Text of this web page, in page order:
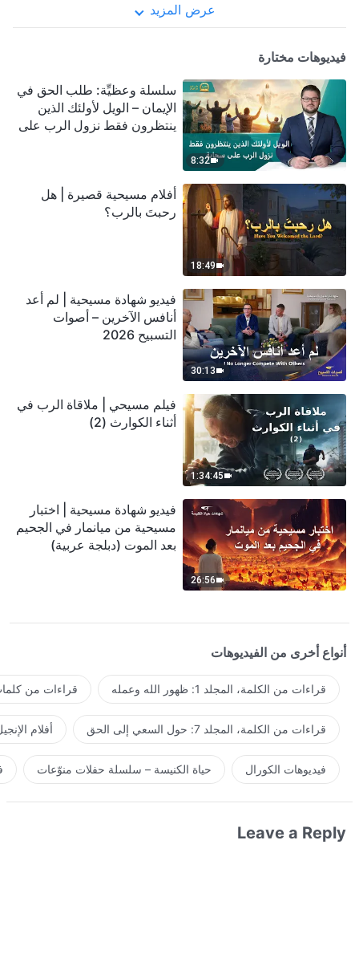
عرض المزيد
فيديوهات مختارة
8:32
سلسلة وعظيِّة: طلب الحق في
الإيمان – الويل لأولئك الذين
ينتظرون فقط نزول الرب على
18:49
أفلام مسيحية قصيرة | هل
رحبتَ بالرب؟
30:13
فيديو شهادة مسيحية | لم أعد
أنافس الآخرين – أصوات
التسبيح 2026
1:34:45
فيلم مسيحي | ملاقاة الرب في
أثناء الكوارث (2)
26:56
فيديو شهادة مسيحية | اختبار
مسيحية من ميانمار في الجحيم
بعد الموت (دبلجة عربية)
أنواع أخرى من الفيديوهات
قراءات من الكلمة، المجلد 1: ظهور الله وعمله قراءات من
قراءات من الكلمة، المجلد 7: حول السعي إلى الحق أفلام
فيديوهات الكورال حياة الكنيسة – سلسلة حفلات منوّعات
Leave a Reply